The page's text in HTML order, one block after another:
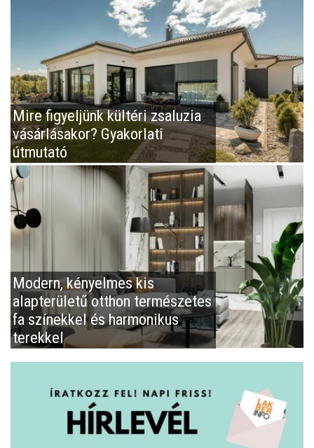
Mire figyeljünk kültéri zsaluzia
vásárlásakor? Gyakorlati
útmutató
Modern, kényelmes kis
alapterületű otthon természetes
fa színekkel és harmonikus
terekkel